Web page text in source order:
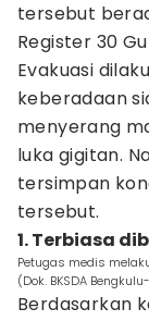
tersebut
Register 30
Evakuasi
keberadaan
menyerang
luka gigitan.
tersimpan
tersebut.
1. Terbiasa
Petugas medis
(Dok. BKSDA
Berdasarkan